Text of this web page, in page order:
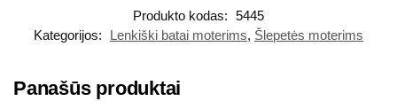
Produkto kodas: 5445
Kategorijos:
Lenkiški batai moterims, Šlepetės moterims
Panašūs produktai